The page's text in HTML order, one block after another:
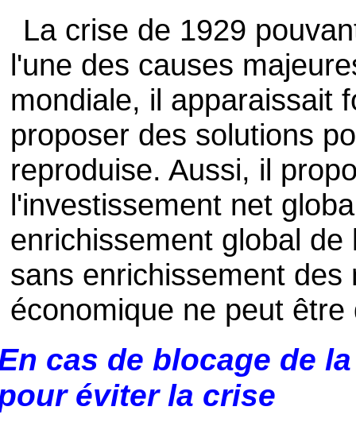
La crise de 1929
l'une des causes
mondiale, il apparaissait
proposer des solutions
reproduise. Aussi, il
l'investissement net
enrichissement global
sans enrichissement des
économique ne peut
cas de blocage de
éviter la crise